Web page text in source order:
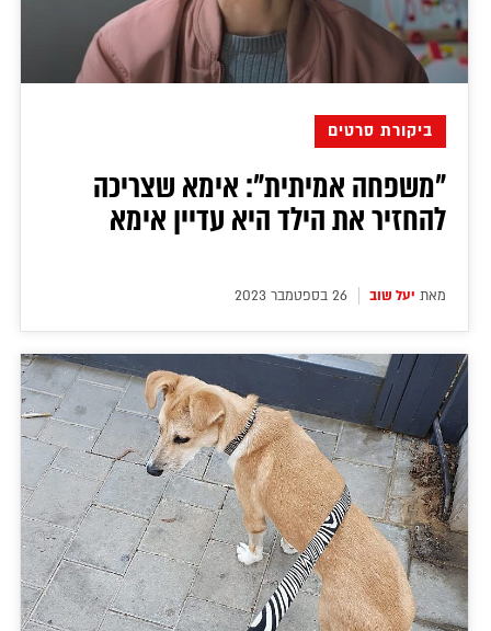
דירה להכיר
תוכן מקודם
© יובל סיגלר תקשורת בע"מ 2026
Designed, Developed and Powered by
RGB Media
ביקורת סרטים
"משפחה אמיתית": אימא שצריכה
להחזיר את הילד היא עדיין אימא
מאת יעל שוב 26 בספטמבר 2023